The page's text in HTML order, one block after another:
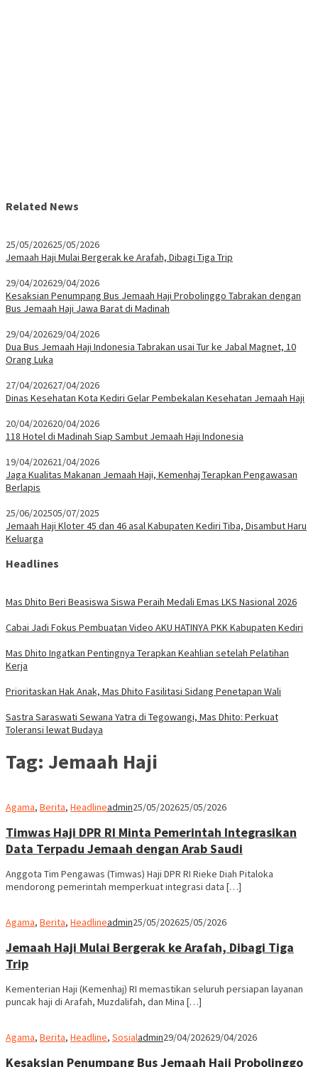
Related News
25/05/202625/05/2026
Jemaah Haji Mulai Bergerak ke Arafah, Dibagi Tiga Trip
29/04/202629/04/2026
Kesaksian Penumpang Bus Jemaah Haji Probolinggo Tabrakan dengan
Bus Jemaah Haji Jawa Barat di Madinah
29/04/202629/04/2026
Dua Bus Jemaah Haji Indonesia Tabrakan usai Tur ke Jabal Magnet, 10
Orang Luka
27/04/202627/04/2026
Dinas Kesehatan Kota Kediri Gelar Pembekalan Kesehatan Jemaah Haji
20/04/202620/04/2026
118 Hotel di Madinah Siap Sambut Jemaah Haji Indonesia
19/04/202621/04/2026
Jaga Kualitas Makanan Jemaah Haji, Kemenhaj Terapkan Pengawasan
Berlapis
25/06/202505/07/2025
Jemaah Haji Kloter 45 dan 46 asal Kabupaten Kediri Tiba, Disambut Haru
Keluarga
Headlines
Mas Dhito Beri Beasiswa Siswa Peraih Medali Emas LKS Nasional 2026
Cabai Jadi Fokus Pembuatan Video AKU HATINYA PKK Kabupaten Kediri
Mas Dhito Ingatkan Pentingnya Terapkan Keahlian setelah Pelatihan
Kerja
Prioritaskan Hak Anak, Mas Dhito Fasilitasi Sidang Penetapan Wali
Sastra Saraswati Sewana Yatra di Tegowangi, Mas Dhito: Perkuat
Toleransi lewat Budaya
Tag: Jemaah Haji
Agama, Berita, Headlineadmin25/05/202625/05/2026
Timwas Haji DPR RI Minta Pemerintah Integrasikan
Data Terpadu Jemaah dengan Arab Saudi
Anggota Tim Pengawas (Timwas) Haji DPR RI Rieke Diah Pitaloka
mendorong pemerintah memperkuat integrasi data […]
Agama, Berita, Headlineadmin25/05/202625/05/2026
Jemaah Haji Mulai Bergerak ke Arafah, Dibagi Tiga
Trip
Kementerian Haji (Kemenhaj) RI memastikan seluruh persiapan layanan
puncak haji di Arafah, Muzdalifah, dan Mina […]
Agama, Berita, Headline, Sosialadmin29/04/202629/04/2026
Kesaksian Penumpang Bus Jemaah Haji Probolinggo